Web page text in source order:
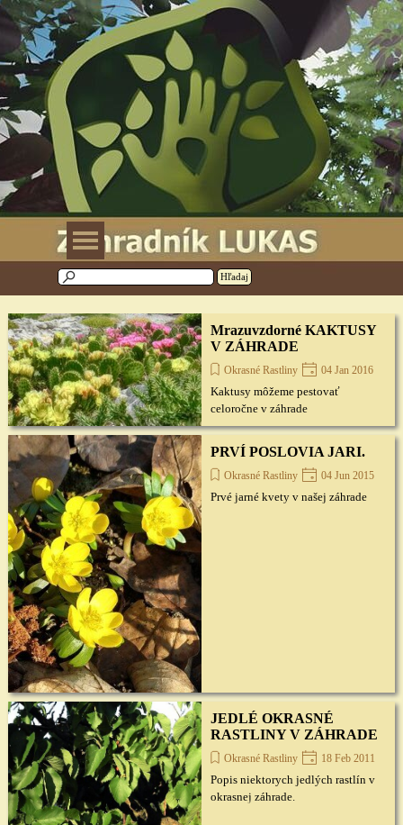
Prejsť na obsah
Hľadaj
Preskočiť menu
Mrazuvzdorné KAKTUSY
V ZÁHRADE
Okrasné Rastliny 04 Jan 2016
Kaktusy môžeme pestovať
celoročne v záhrade
PRVÍ POSLOVIA JARI.
Okrasné Rastliny 04 Jun 2015
Prvé jarné kvety v našej záhrade
JEDLÉ OKRASNÉ
RASTLINY V ZÁHRADE
Okrasné Rastliny 18 Feb 2011
Popis niektorych jedlých rastlín v
okrasnej záhrade.